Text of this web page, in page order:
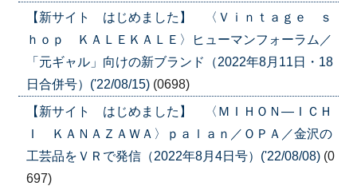
【新サイト はじめました】 〈Ｖｉｎｔａｇｅ ｓ
ｈｏｐ ＫＡＬＥＫＡＬＥ〉ヒューマンフォーラム／
「元ギャル」向けの新ブランド（2022年8月11日・18
日合併号）('22/08/15) (0698)
【新サイト はじめました】 〈ＭＩＨＯＮ―ＩＣＨ
Ｉ ＫＡＮＡＺＡＷＡ〉ｐａｌａｎ／ＯＰＡ／金沢の
工芸品をＶＲで発信（2022年8月4日号）('22/08/08) (0
697)